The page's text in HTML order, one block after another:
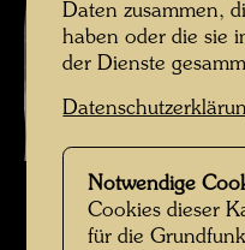
Hundertwasser fotografiert
Karin Székessy-
Daten zusammen,
haben oder die sie
der Dienste
Notwendige
Cookies dieser
für die